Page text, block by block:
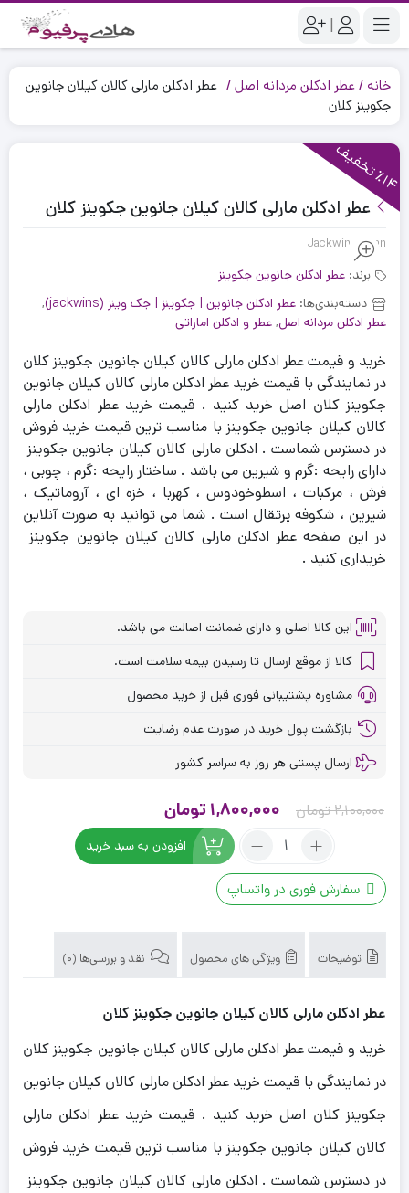
|
خانه عطر ادکلن مردانه اصل
عطر ادکلن مارلی کالان کیلان جانوین
جکوینز کلان
٪1
4
ت
خ
ف
یف
عطر ادکلن مارلی کالان کیلان جانوین جکوینز کلان
Jackwins Klaan
برند: عطر ادکلن جانوین جکوینز
دسته‌بندی‌ها: عطر ادکلن جانوین | جکوینز | جک وینز (jackwins)
,
عطر ادکلن مردانه اصل, عطر و ادکلن اماراتی
خرید و قیمت عطر ادکلن مارلی کالان کیلان جانوین جکوینز کلان
در نمایندگی با قیمت خرید عطر ادکلن مارلی کالان کیلان جانوین
جکوینز کلان اصل خرید کنید . قیمت خرید عطر ادکلن مارلی
کالان کیلان جانوین جکوینز با مناسب ترین قیمت خرید فروش
در دسترس شماست . ادکلن مارلی کالان کیلان جانوین جکوینز
دارای رایحه :گرم و شیرین می باشد . ساختار رایحه :گرم ، چوبی ،
فرش ، مرکبات ، اسطوخودوس ، کهربا ، خزه ای ، آروماتیک ،
شیرین ، شکوفه پرتقال است . شما می توانید به صورت آنلاین
در این صفحه عطر ادکلن مارلی کالان کیلان جانوین جکوینز
خریداری کنید .
این کالا اصلی و دارای ضمانت اصالت می باشد.
کالا از موقع ارسال تا رسیدن بیمه سلامت است.
مشاوره پشتیبانی فوری قبل از خرید محصول
بازگشت پول خرید در صورت عدم رضایت
ارسال پستی هر روز به سراسر کشور
2,100,000تومان
قیمت
2,100,000 تومان
بود.
1,800,000 تومان
فعلی
1,800,000 تومان
تعداد:
ادکلن
مارلی
جانوین
افزودن به سبد خرید
سفارش فوری در واتساپ
توضیحات ویژگی های محصول نقد و بررسی‌ها (0)
عطر ادکلن مارلی کالان کیلان جانوین جکوینز کلان
خرید و قیمت عطر ادکلن مارلی کالان کیلان جانوین جکوینز کلان
در نمایندگی با قیمت خرید عطر ادکلن مارلی کالان کیلان جانوین
جکوینز کلان اصل خرید کنید . قیمت خرید عطر ادکلن مارلی
کالان کیلان جانوین جکوینز با مناسب ترین قیمت خرید فروش
در دسترس شماست . ادکلن مارلی کالان کیلان جانوین جکوینز